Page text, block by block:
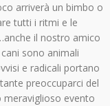
arriverà un bimbo o
tutti i ritmi e le
il nostro amico
sono animali
e radicali portano
preoccuparci del
meraviglioso evento